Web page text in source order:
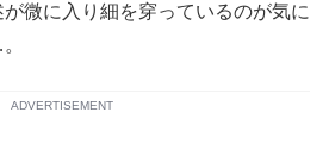
微に入り細を穿っているのが気に
ADVERTISEMENT